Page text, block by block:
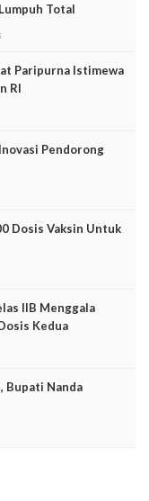
Total
Paripurna Istimewa
RI
Pendorong
Dosis Vaksin Untuk
IIB Menggala
Kedua
Bupati Nanda